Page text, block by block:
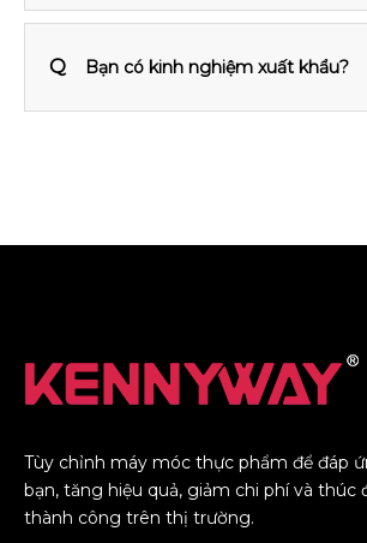
Q Bạn có kinh nghiệm xuất khẩu?
Tùy chỉnh máy móc thực phẩm để đáp
bạn, tăng hiệu quả, giảm chi phí và thúc
thành công trên thị trường.